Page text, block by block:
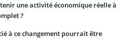
une activité économique réelle à
?
à ce changement pourrait être